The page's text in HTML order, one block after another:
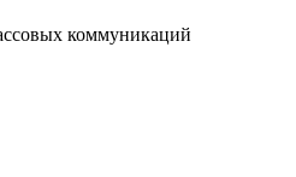
коммуникаций